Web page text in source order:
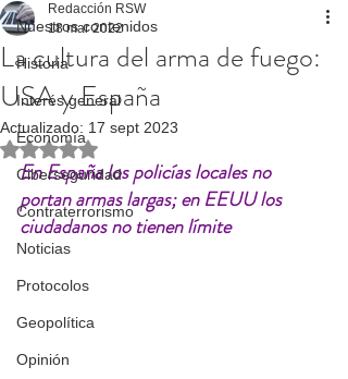
Nuestros contenidos
Historia
Interés general
Economía
Ciberseguridad
Contraterrorismo
Noticias
Protocolos
Geopolítica
Opinión
La cultura del arma de fuego:
USA y España
Redacción RSW
18 mar 2022
Actualizado: 17 sept 2023
Obtuvo NaN de 5 estrellas.
En España los policías locales no
portan armas largas; en EEUU los
ciudadanos no tienen límite